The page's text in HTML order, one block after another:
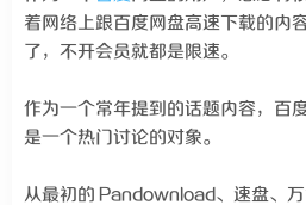
着网络上跟百度网盘高速下载的内
了，不开会员就都是限速。
作为一个常年提到的话题内容，百
是一个热门讨论的对象。
从最初的 Pandownload、速盘、